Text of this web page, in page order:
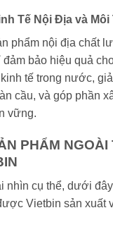
Tế Nội Địa và
phẩm nội địa chất
bảo hiệu quả
tế trong nước,
cầu, và góp phần
vững.
PHẨM NGOÀI
nhìn cụ thể, dưới
Vietbin sản xuất